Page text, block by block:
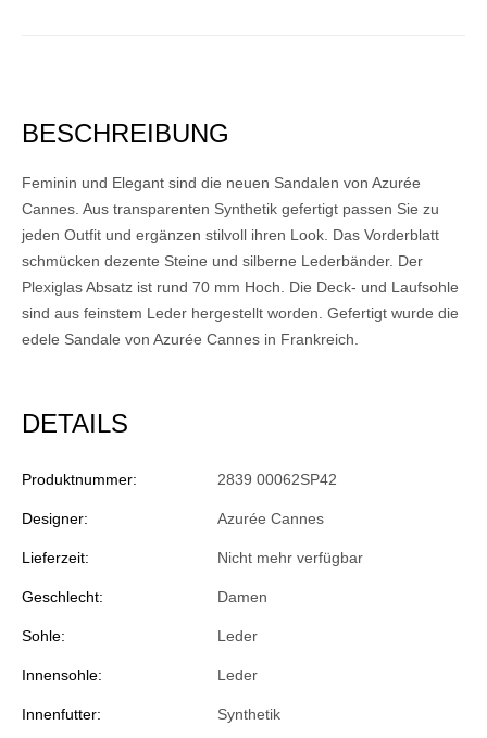
BESCHREIBUNG
Feminin und Elegant sind die neuen Sandalen von Azurée
Cannes. Aus transparenten Synthetik gefertigt passen Sie zu
jeden Outfit und ergänzen stilvoll ihren Look. Das Vorderblatt
schmücken dezente Steine und silberne Lederbänder. Der
Plexiglas Absatz ist rund 70 mm Hoch. Die Deck- und Laufsohle
sind aus feinstem Leder hergestellt worden. Gefertigt wurde die
edele Sandale von Azurée Cannes in Frankreich.
DETAILS
Produktnummer: 2839 00062SP42
Designer: Azurée Cannes
Lieferzeit: Nicht mehr verfügbar
Geschlecht: Damen
Sohle: Leder
Innensohle: Leder
Innenfutter: Synthetik